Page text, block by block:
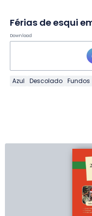
Férias de esqui
Download
Azul Descolado Fundos